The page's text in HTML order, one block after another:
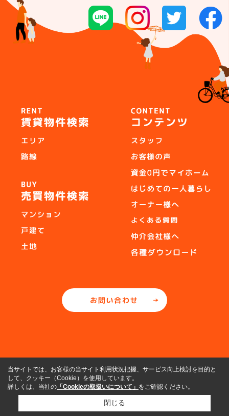
当サイトでは、お客様の当サイト利用状況把握、サービス向上検討を目的と
して、クッキー（Cookie）を使用しています。
詳しくは、当社の 「Cookieの取扱いについて」 をご確認ください。
閉じる